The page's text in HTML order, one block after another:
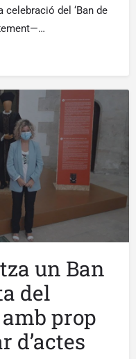
del ‘Ban de
un Ban
del
prop
d’actes